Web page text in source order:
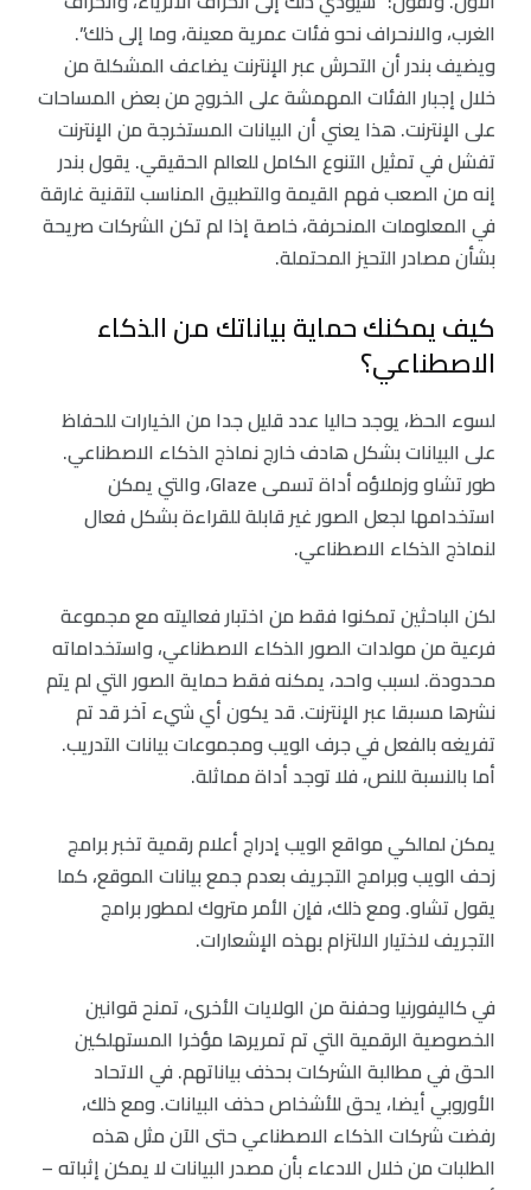
الغرب، والانحراف نحو فئات عمرية معينة، وما إلى ذلك”.
ويضيف بندر أن التحرش عبر الإنترنت يضاعف المشكلة من
خلال إجبار الفئات المهمشة على الخروج من بعض المساحات
على الإنترنت. هذا يعني أن البيانات المستخرجة من الإنترنت
تفشل في تمثيل التنوع الكامل للعالم الحقيقي. يقول بندر
إنه من الصعب فهم القيمة والتطبيق المناسب لتقنية غارقة
في المعلومات المنحرفة، خاصة إذا لم تكن الشركات صريحة
بشأن مصادر التحيز المحتملة.
كيف يمكنك حماية بياناتك من الذكاء
الاصطناعي؟
لسوء الحظ، يوجد حاليا عدد قليل جدا من الخيارات للحفاظ
على البيانات بشكل هادف خارج نماذج الذكاء الاصطناعي.
طور تشاو وزملاؤه أداة تسمى Glaze، والتي يمكن
استخدامها لجعل الصور غير قابلة للقراءة بشكل فعال
لنماذج الذكاء الاصطناعي.
لكن الباحثين تمكنوا فقط من اختبار فعاليته مع مجموعة
فرعية من مولدات الصور الذكاء الاصطناعي، واستخداماته
محدودة. لسبب واحد، يمكنه فقط حماية الصور التي لم يتم
نشرها مسبقا عبر الإنترنت. قد يكون أي شيء آخر قد تم
تفريغه بالفعل في جرف الويب ومجموعات بيانات التدريب.
أما بالنسبة للنص، فلا توجد أداة مماثلة.
يمكن لمالكي مواقع الويب إدراج أعلام رقمية تخبر برامج
زحف الويب وبرامج التجريف بعدم جمع بيانات الموقع، كما
يقول تشاو. ومع ذلك، فإن الأمر متروك لمطور برامج
التجريف لاختيار الالتزام بهذه الإشعارات.
في كاليفورنيا وحفنة من الولايات الأخرى، تمنح قوانين
الخصوصية الرقمية التي تم تمريرها مؤخرا المستهلكين
الحق في مطالبة الشركات بحذف بياناتهم. في الاتحاد
الأوروبي أيضا، يحق للأشخاص حذف البيانات. ومع ذلك،
رفضت شركات الذكاء الاصطناعي حتى الآن مثل هذه
الطلبات من خلال الادعاء بأن مصدر البيانات لا يمكن إثباته –